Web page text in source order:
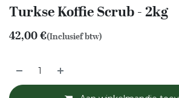
Turkse Koffie Scrub - 2kg
42,00€(Inclusief btw)